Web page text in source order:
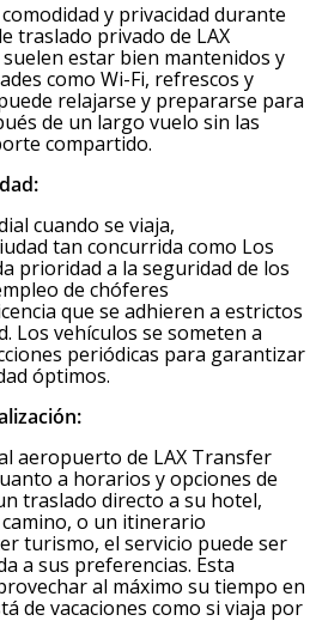
y privacidad durante
traslado privado de LAX
estar bien mantenidos y
como Wi-Fi, refrescos y
relajarse y prepararse para
de un largo vuelo sin las
compartido.
cuando se viaja,
tan concurrida como Los
prioridad a la seguridad de los
de chóferes
que se adhieren a estrictos
Los vehículos se someten a
periódicas para garantizar
óptimos.
aeropuerto de LAX Transfer
a horarios y opciones de
traslado directo a su hotel,
o un itinerario
turismo, el servicio puede ser
a sus preferencias. Esta
al máximo su tiempo en
de vacaciones como si viaja por